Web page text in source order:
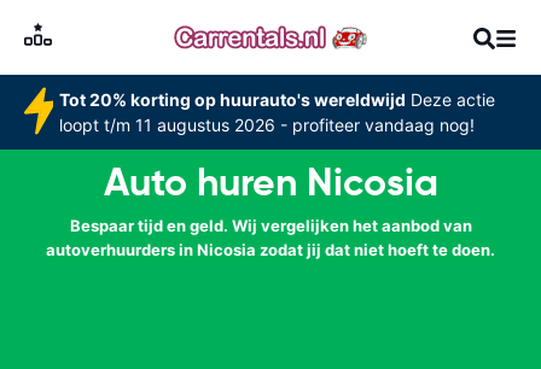
Tot 20% korting op huurauto's wereldwijd Deze actie
loopt t/m 11 augustus 2026 - profiteer vandaag nog!
Auto huren Nicosia
Bespaar tijd en geld. Wij vergelijken het aanbod van
autoverhuurders in Nicosia zodat jij dat niet hoeft te doen.